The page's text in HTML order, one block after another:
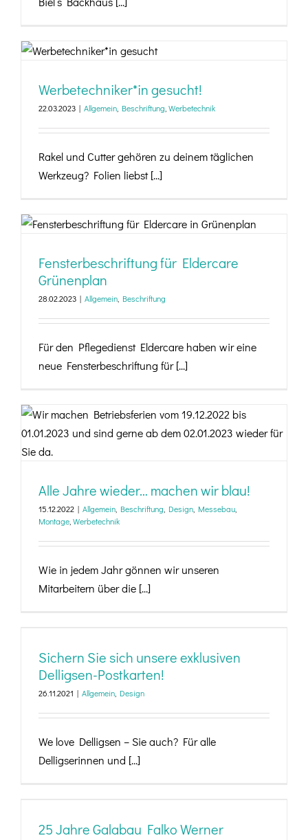
Werbetechniker*in gesucht!
Werbetechniker*in gesucht!
22.03.2023 | Allgemein, Beschriftung,Werbetechnik
Rakel und Cutter gehören zu deinem täglichen
Werkzeug? Folien liebst [...]
Fensterbeschriftung für Eldercare Grünenplan
Fensterbeschriftung für Eldercare
Grünenplan
28.02.2023 | Allgemein, Beschriftung
Für den Pflegedienst Eldercare haben wir eine
neue Fensterbeschriftung für [...]
Alle Jahre wieder… machen wir blau!
Alle Jahre wieder… machen wir blau!
15.12.2022 | Allgemein, Beschriftung, Design, Messebau,
Montage,Werbetechnik
Wie in jedem Jahr gönnen wir unseren
Mitarbeitern über die [...]
Sichern Sie sich unsere exklusiven
Delligsen-Postkarten!
26.11.2021 | Allgemein, Design
We love Delligsen – Sie auch? Für alle
Delligserinnen und [...]
25 Jahre Galabau Falko Werner